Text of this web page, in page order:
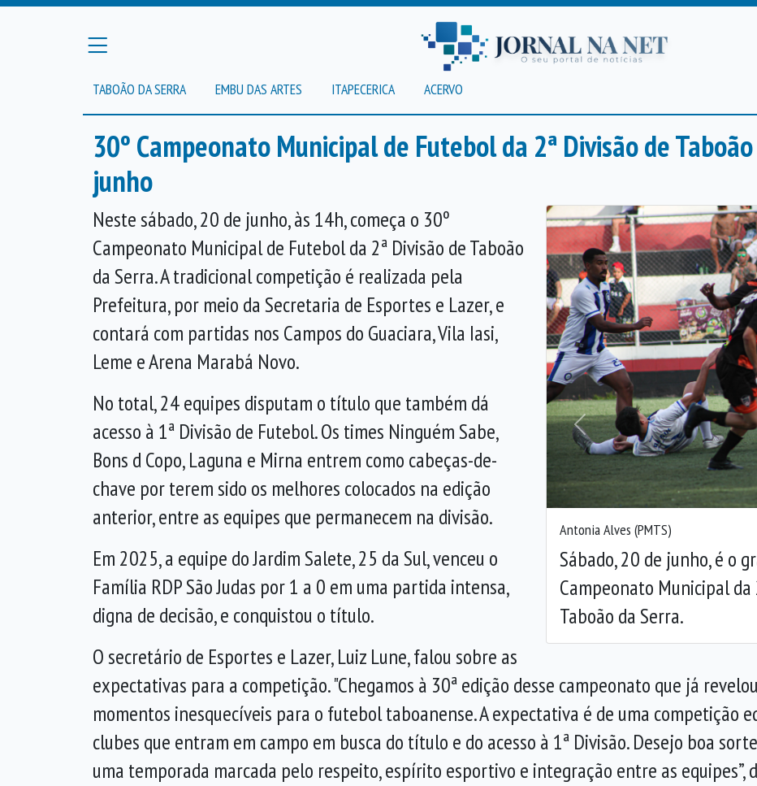
TABOÃO DA SERRA EMBU DAS ARTES ITAPECERICA ACERVO
30º Campeonato Municipal de Futebol da 2ª Divisão de
junho
Antonia Alves (PMTS)
Sábado, 20 de junho, é o
Campeonato Municipal
Taboão da Serra.
Anterior
Neste sábado, 20 de junho, às 14h, começa o 30º
Campeonato Municipal de Futebol da 2ª Divisão de Taboão
da Serra. A tradicional competição é realizada pela
Prefeitura, por meio da Secretaria de Esportes e Lazer, e
contará com partidas nos Campos do Guaciara, Vila Iasi,
Leme e Arena Marabá Novo.
No total, 24 equipes disputam o título que também dá
acesso à 1ª Divisão de Futebol. Os times Ninguém Sabe,
Bons d Copo, Laguna e Mirna entrem como cabeças-de-
chave por terem sido os melhores colocados na edição
anterior, entre as equipes que permanecem na divisão.
Em 2025, a equipe do Jardim Salete, 25 da Sul, venceu o
Família RDP São Judas por 1 a 0 em uma partida intensa,
digna de decisão, e conquistou o título.
O secretário de Esportes e Lazer, Luiz Lune, falou sobre as
expectativas para a competição. "Chegamos à 30ª edição desse campeonato que já
momentos inesquecíveis para o futebol taboanense. A expectativa é de uma competição
clubes que entram em campo em busca do título e do acesso à 1ª Divisão. Desejo boa
uma temporada marcada pelo respeito, espírito esportivo e integração entre as equipes”,